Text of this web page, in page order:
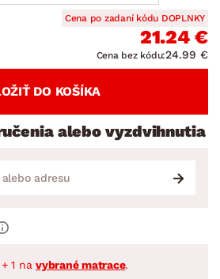
Cena po zadaní kódu DOPLNKY
21.24 €
Cena bez kódu:24.99 €
DO KOŠÍKA
alebo vyzdvihnutia
1 na vybrané matrace.